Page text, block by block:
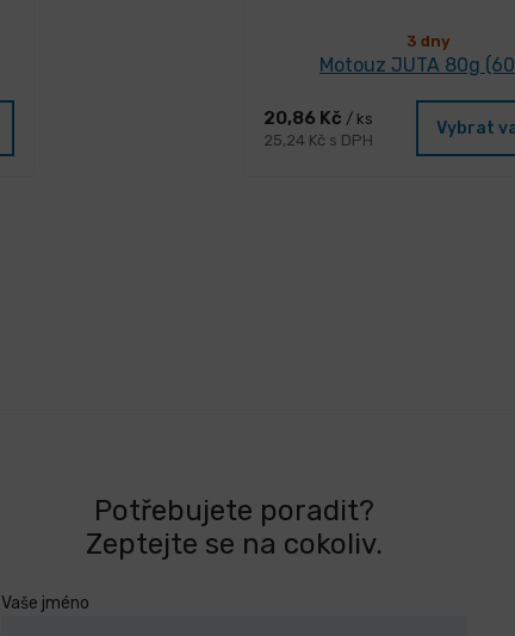
3 dny
Motouz JUTA 80g
20,86 Kč / ks
25,24 Kč s DPH
Vybrat
Potřebujete poradit?
Zeptejte se na cokoliv.
Vaše jméno